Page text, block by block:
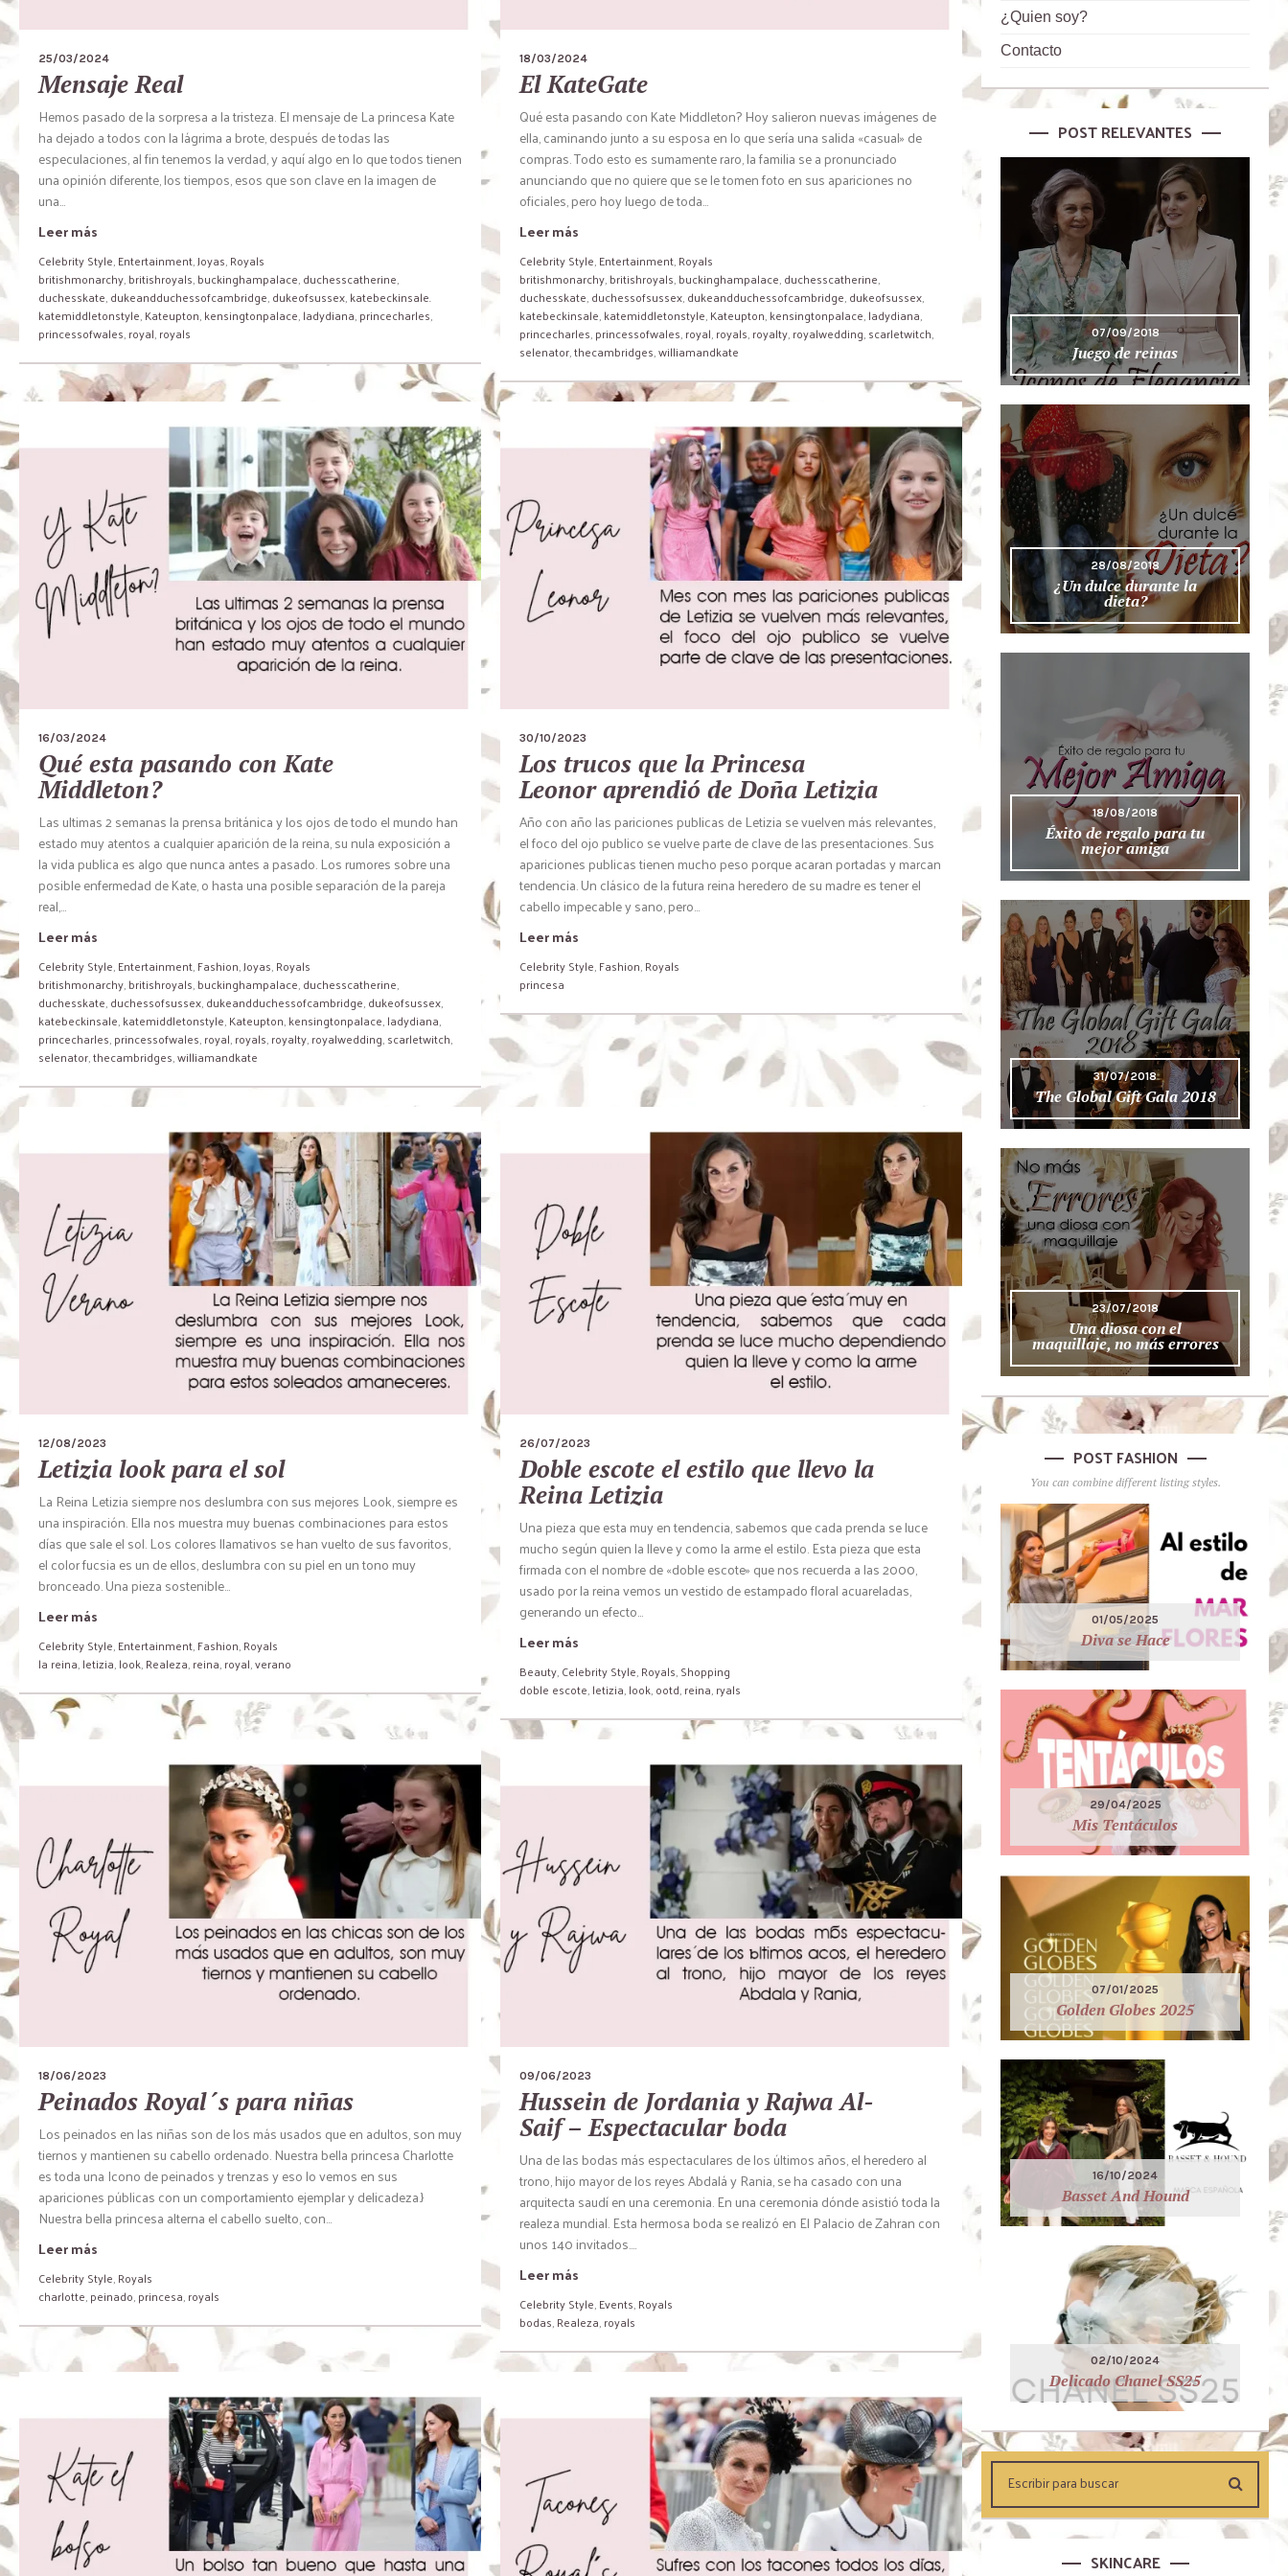
25/03/2024
Mensaje Real
Hemos pasado de la sorpresa a la tristeza. El mensaje de La princesa Kate
ha dejado a todos con la lágrima a brote, después de todas las
especulaciones, al fin tenemos la verdad, y aquí algo en lo que todos tienen
una opinión diferente, los tiempos, esos que son clave en la imagen de
una...
Leer más
Celebrity Style,Entertainment,Joyas,Royals
britishmonarchy,britishroyals,buckinghampalace,duchesscatherine,
duchesskate,dukeandduchessofcambridge,dukeofsussex,katebeckinsale.
katemiddletonstyle,Kateupton,kensingtonpalace,ladydiana,princecharles,
princessofwales,royal,royals
18/03/2024
El KateGate
Qué esta pasando con Kate Middleton? Hoy salieron nuevas imágenes de
ella, caminando junto a su esposa en lo que sería una salida «casual» de
compras. Todo esto es sumamente raro, la familia se a pronunciado
anunciando que no quiere que se le tomen foto en sus apariciones no
oficiales, pero hoy luego de toda...
Leer más
Celebrity Style,Entertainment,Royals
britishmonarchy,britishroyals,buckinghampalace,duchesscatherine,
duchesskate,duchessofsussex,dukeandduchessofcambridge,dukeofsussex,
katebeckinsale,katemiddletonstyle,Kateupton,kensingtonpalace,ladydiana,
princecharles,princessofwales,royal,royals,royalty,royalwedding,scarletwitch,
selenator,thecambridges,williamandkate
16/03/2024
Qué esta pasando con Kate
Middleton?
Las ultimas 2 semanas la prensa británica y los ojos de todo el mundo han
estado muy atentos a cualquier aparición de la reina, su nula exposición a
la vida publica es algo que nunca antes a pasado. Los rumores sobre una
posible enfermedad de Kate, o hasta una posible separación de la pareja
real,...
Leer más
Celebrity Style,Entertainment,Fashion,Joyas,Royals
britishmonarchy,britishroyals,buckinghampalace,duchesscatherine,
duchesskate,duchessofsussex,dukeandduchessofcambridge,dukeofsussex,
katebeckinsale,katemiddletonstyle,Kateupton,kensingtonpalace,ladydiana,
princecharles,princessofwales,royal,royals,royalty,royalwedding,scarletwitch,
selenator,thecambridges,williamandkate
30/10/2023
Los trucos que la Princesa
Leonor aprendió de Doña Letizia
Año con año las pariciones publicas de Letizia se vuelven más relevantes,
el foco del ojo publico se vuelve parte de clave de las presentaciones. Sus
apariciones publicas tienen mucho peso porque acaran portadas y marcan
tendencia. Un clásico de la futura reina heredero de su madre es tener el
cabello impecable y sano, pero...
Leer más
Celebrity Style,Fashion,Royals
princesa
12/08/2023
Letizia look para el sol
La Reina Letizia siempre nos deslumbra con sus mejores Look, siempre es
una inspiración. Ella nos muestra muy buenas combinaciones para estos
días que sale el sol. Los colores llamativos se han vuelto de sus favoritos,
el color fucsia es un de ellos, deslumbra con su piel en un tono muy
bronceado. Una pieza sostenible...
Leer más
Celebrity Style,Entertainment,Fashion,Royals
la reina,letizia,look,Realeza,reina,royal,verano
26/07/2023
Doble escote el estilo que llevo la
Reina Letizia
Una pieza que esta muy en tendencia, sabemos que cada prenda se luce
mucho según quien la lleve y como la arme el estilo. Esta pieza que esta
firmada con el nombre de «doble escote» que nos recuerda a las 2000,
usado por la reina vemos un vestido de estampado floral acuareladas,
generando un efecto...
Leer más
Beauty,Celebrity Style,Royals,Shopping
doble escote,letizia,look,ootd,reina,ryals
18/06/2023
Peinados Royal´s para niñas
Los peinados en las niñas son de los más usados que en adultos, son muy
tiernos y mantienen su cabello ordenado. Nuestra bella princesa Charlotte
es toda una Icono de peinados y trenzas y eso lo vemos en sus
apariciones públicas con un comportamiento ejemplar y delicadeza.}
Nuestra bella princesa alterna el cabello suelto, con...
Leer más
Celebrity Style,Royals
charlotte,peinado,princesa,royals
09/06/2023
Hussein de Jordania y Rajwa Al-
Saif – Espectacular boda
Una de las bodas más espectaculares de los últimos años, el heredero al
trono, hijo mayor de los reyes Abdalá y Rania, se ha casado con una
arquitecta saudí en una ceremonia. En una ceremonia dónde asistió toda la
realeza mundial. Esta hermosa boda se realizó en El Palacio de Zahran con
unos 140 invitados....
Leer más
Celebrity Style,Events,Royals
bodas,Realeza,royals
¿Quien soy?
Contacto
POST RELEVANTES
07/09/2018
Juego de reinas
28/08/2018
¿Un dulce durante la
dieta?
18/08/2018
Éxito de regalo para tu
mejor amiga
31/07/2018
The Global Gift Gala 2018
23/07/2018
Una diosa con el
maquillaje, no más errores
POST FASHION
You can combine different listing styles.
01/05/2025
Diva se Hace
29/04/2025
Mis Tentáculos
07/01/2025
Golden Globes 2025
16/10/2024
Basset And Hound
02/10/2024
Delicado Chanel SS25
SKINCARE